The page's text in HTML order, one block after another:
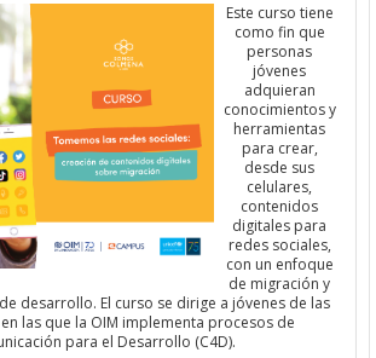
Este curso tiene
como fin que
personas
jóvenes
adquieran
conocimientos y
herramientas
para crear,
desde sus
celulares,
contenidos
digitales para
redes sociales,
con un enfoque
de migración y
desarrollo. El curso se dirige a jóvenes de las
las que la OIM implementa procesos de
para el Desarrollo (C4D).